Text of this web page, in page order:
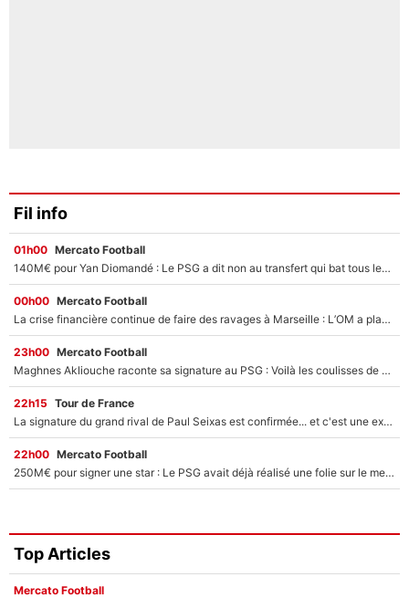
Fil info
01h00 Mercato Football
140M€ pour Yan Diomandé : Le PSG a dit non au transfert qui bat tous les records sur le mercato
00h00 Mercato Football
La crise financière continue de faire des ravages à Marseille : L’OM a placé 12 joueurs sur le marché des transferts… et ça pourrait lui rapporter près de 100M€ !
23h00 Mercato Football
Maghnes Akliouche raconte sa signature au PSG : Voilà les coulisses de son transfert de rêve à 50M€
22h15 Tour de France
La signature du grand rival de Paul Seixas est confirmée... et c'est une excellente nouvelle pour l'équipe Decathlon-CMA CGM !
22h00 Mercato Football
250M€ pour signer une star : Le PSG avait déjà réalisé une folie sur le mercato bien avant Neymar !
Top Articles
Mercato Football